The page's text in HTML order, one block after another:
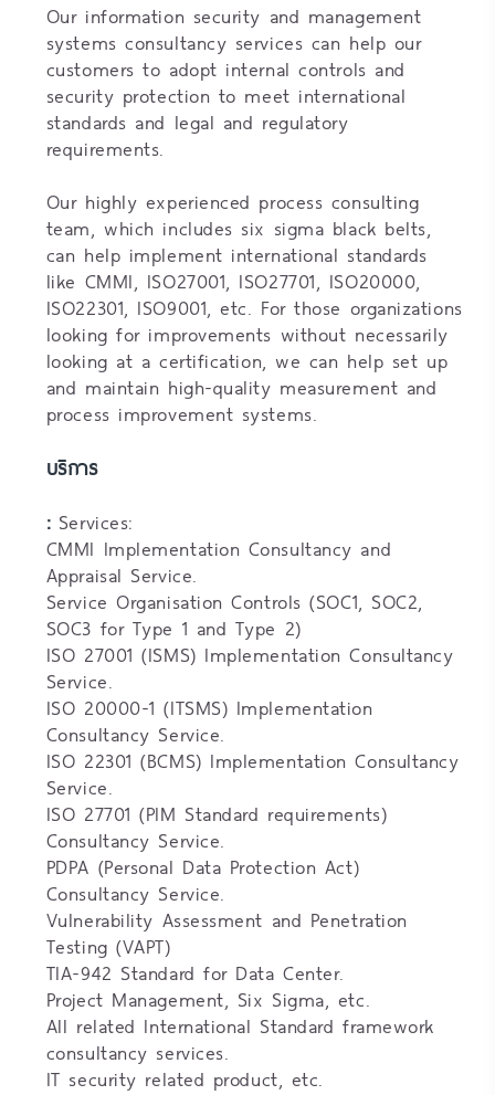
Our information security and management
systems consultancy services can help our
customers to adopt internal controls and
security protection to meet international
standards and legal and regulatory
requirements.
Our highly experienced process consulting
team, which includes six sigma black belts,
can help implement international standards
like CMMI, ISO27001, ISO27701, ISO20000,
ISO22301, ISO9001, etc. For those organizations
looking for improvements without necessarily
looking at a certification, we can help set up
and maintain high-quality measurement and
process improvement systems.
บริการ
: Services:
CMMI Implementation Consultancy and
Appraisal Service.
Service Organisation Controls (SOC1, SOC2,
SOC3 for Type 1 and Type 2)
ISO 27001 (ISMS) Implementation Consultancy
Service.
ISO 20000-1 (ITSMS) Implementation
Consultancy Service.
ISO 22301 (BCMS) Implementation Consultancy
Service.
ISO 27701 (PIM Standard requirements)
Consultancy Service.
PDPA (Personal Data Protection Act)
Consultancy Service.
Vulnerability Assessment and Penetration
Testing (VAPT)
TIA-942 Standard for Data Center.
Project Management, Six Sigma, etc.
All related International Standard framework
consultancy services.
IT security related product, etc.